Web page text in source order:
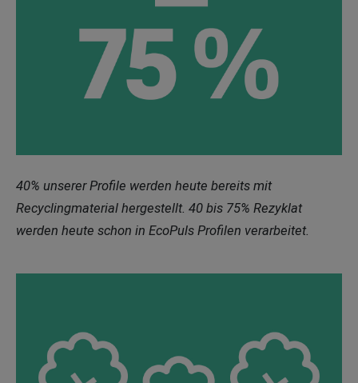
40% unserer Profile werden heute bereits mit
Recyclingmaterial hergestellt. 40 bis 75% Rezyklat
werden heute schon in EcoPuls Profilen verarbeitet.